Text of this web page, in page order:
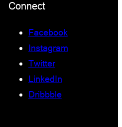
Connect
Facebook
Instagram
Twitter
LinkedIn
Dribbble